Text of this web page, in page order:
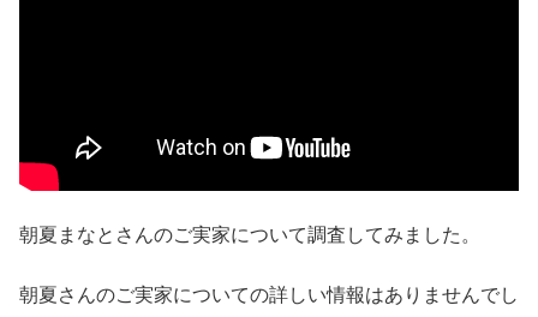
朝夏まなとさんのご実家について調査してみました。
朝夏さんのご実家についての詳しい情報はありませんでし